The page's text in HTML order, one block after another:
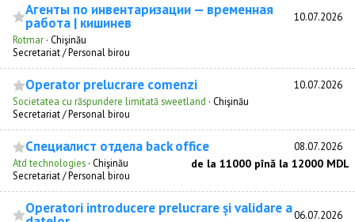
Агенты по инвентаризации — временная
работа | кишинев 10.07.2026
Rotmar · Chişinău
Secretariat / Personal birou
Operator prelucrare comenzi 10.07.2026
Societatea cu răspundere limitată sweetland · Chişinău
Secretariat / Personal birou
Специалист отдела back office 08.07.2026
Atd technologies · Chişinău de la 11000 pînă la 12000 MDL
Secretariat / Personal birou
Operatori introducere prelucrare și validare a06.07.2026